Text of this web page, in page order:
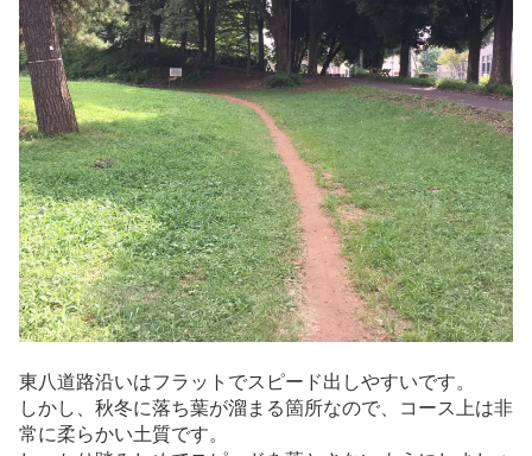
東八道路沿いはフラットでスピード出しやすいです。
しかし、秋冬に落ち葉が溜まる箇所なので、コース上は非
常に柔らかい土質です。